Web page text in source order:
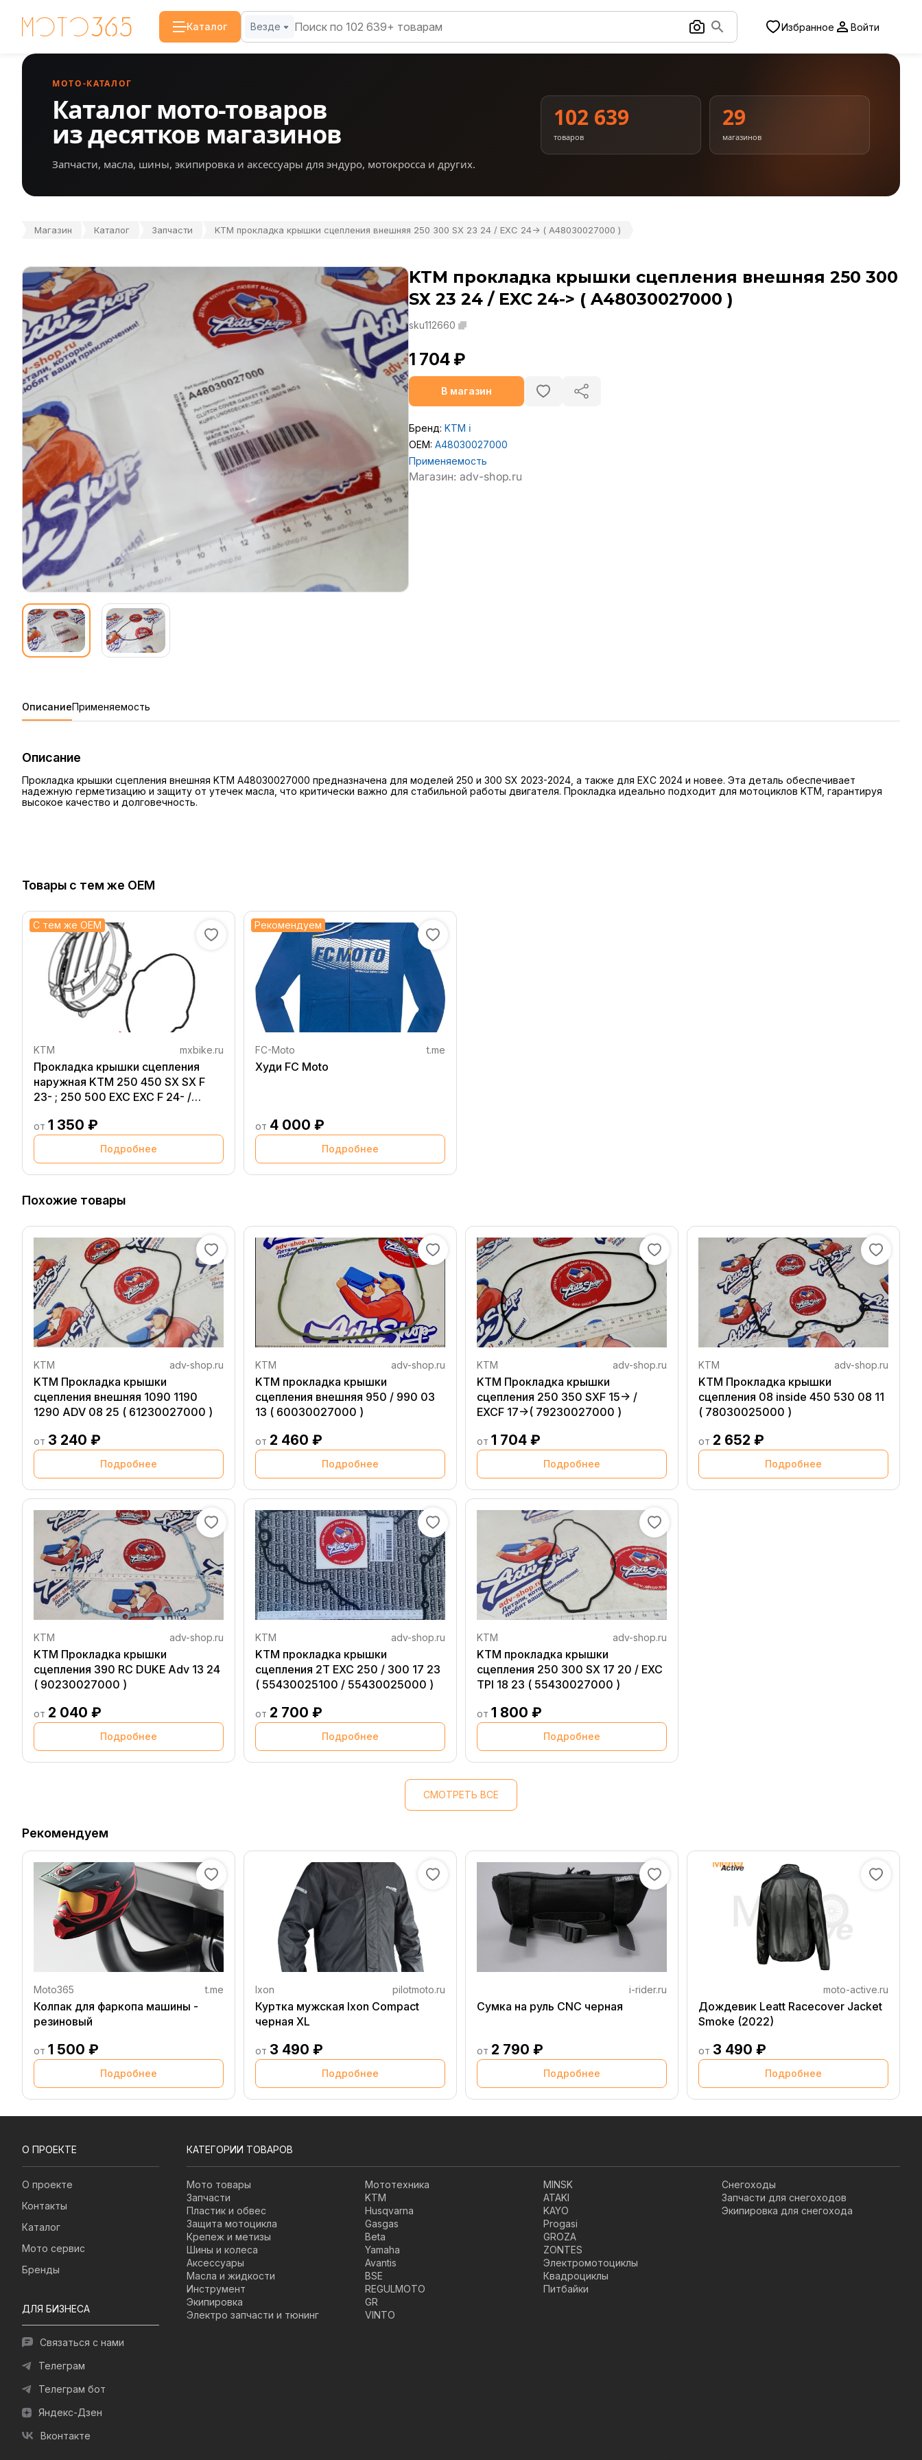
Каталог Везде Избранное Войти
МОТО-КАТАЛОГ
Каталог мото-товаров
из десятков магазинов
Запчасти, масла, шины, экипировка и аксессуары для эндуро, мотокросса и других.
102 639
товаров
29
магазинов
Магазин Каталог Запчасти KTM прокладка крышки сцепления внешняя 250 300 SX 23 24 / EXC 24-> ( A48030027000 )
KTM прокладка крышки сцепления внешняя 250 300
SX 23 24 / EXC 24-> ( A48030027000 )
sku112660
1 704 ₽
В магазин
Бренд: KTM ℹ️
OEM: A48030027000
Применяемость
ОписаниеПрименяемость
Описание
Прокладка крышки сцепления внешняя KTM A48030027000 предназначена для моделей 250 и 300 SX 2023-2024, а также для EXC 2024 и новее. Эта деталь обеспечивает
надежную герметизацию и защиту от утечек масла, что критически важно для стабильной работы двигателя. Прокладка идеально подходит для мотоциклов KTM, гарантируя
высокое качество и долговечность.
Товары с тем же OEM
С тем же OEM
KTM mxbike.ru
Прокладка крышки сцепления
наружная KTM 250 450 SX SX F
23- ; 250 500 EXC EXC F 24- /
FE 250 501 24- / GasGas MC MC F
250 450 24- ; EC EC F 250 450 24-
от 1 350 ₽
Подробнее
Рекомендуем
FC-Moto t.me
Худи FC Moto
от 4 000 ₽
Подробнее
Похожие товары
KTM adv-shop.ru
KTM Прокладка крышки
сцепления внешняя 1090 1190
1290 ADV 08 25 ( 61230027000 )
от 3 240 ₽
Подробнее
KTM adv-shop.ru
KTM прокладка крышки
сцепления внешняя 950 / 990 03
13 ( 60030027000 )
от 2 460 ₽
Подробнее
KTM adv-shop.ru
KTM Прокладка крышки
сцепления 250 350 SXF 15-> /
EXCF 17->( 79230027000 )
от 1 704 ₽
Подробнее
KTM adv-shop.ru
KTM Прокладка крышки
сцепления 08 inside 450 530 08 11
( 78030025000 )
от 2 652 ₽
Подробнее
KTM adv-shop.ru
KTM Прокладка крышки
сцепления 390 RC DUKE Adv 13 24
( 90230027000 )
от 2 040 ₽
Подробнее
KTM adv-shop.ru
KTM прокладка крышки
сцепления 2T EXC 250 / 300 17 23
( 55430025100 / 55430025000 )
от 2 700 ₽
Подробнее
KTM adv-shop.ru
KTM прокладка крышки
сцепления 250 300 SX 17 20 / EXC
TPI 18 23 ( 55430027000 )
от 1 800 ₽
Подробнее
СМОТРЕТЬ ВСЕ
Рекомендуем
Moto365 t.me
Колпак для фаркопа машины -
резиновый
от 1 500 ₽
Подробнее
Ixon pilotmoto.ru
Куртка мужская Ixon Compact
черная XL
от 3 490 ₽
Подробнее
i-rider.ru
Сумка на руль CNC черная
от 2 790 ₽
Подробнее
moto-active.ru
Дождевик Leatt Racecover Jacket
Smoke (2022)
от 3 490 ₽
Подробнее
О ПРОЕКТЕ
О проекте
Контакты
Каталог
Мото сервис
Бренды
ДЛЯ БИЗНЕСА
Связаться с нами
Телеграм
Телеграм бот
Яндекс-Дзен
Вконтакте
КАТЕГОРИИ ТОВАРОВ
Мото товары
Запчасти
Пластик и обвес
Защита мотоцикла
Крепеж и метизы
Шины и колеса
Аксессуары
Масла и жидкости
Инструмент
Экипировка
Электро запчасти и тюнинг
Мототехника
KTM
Husqvarna
Gasgas
Beta
Yamaha
Avantis
BSE
REGULMOTO
GR
VINTO
MINSK
ATAKI
KAYO
Progasi
GROZA
ZONTES
Электромотоциклы
Квадроциклы
Питбайки
Снегоходы
Запчасти для снегоходов
Экипировка для снегохода